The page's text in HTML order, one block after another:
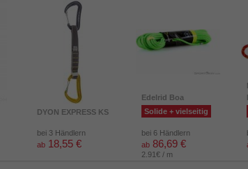
DYON EXPRESS KS
bei 3 Händlern
ab 18,55 €
Edelrid Boa
Solide + vielseitig
bei 6 Händlern
ab 86,69 €
2.91€ / m